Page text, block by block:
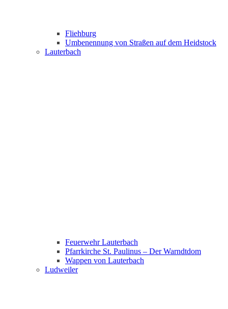
Fliehburg
Umbenennung von Straßen auf dem Heidstock
Lauterbach
Feuerwehr Lauterbach
Pfarrkirche St. Paulinus – Der Warndtdom
Wappen von Lauterbach
Ludweiler